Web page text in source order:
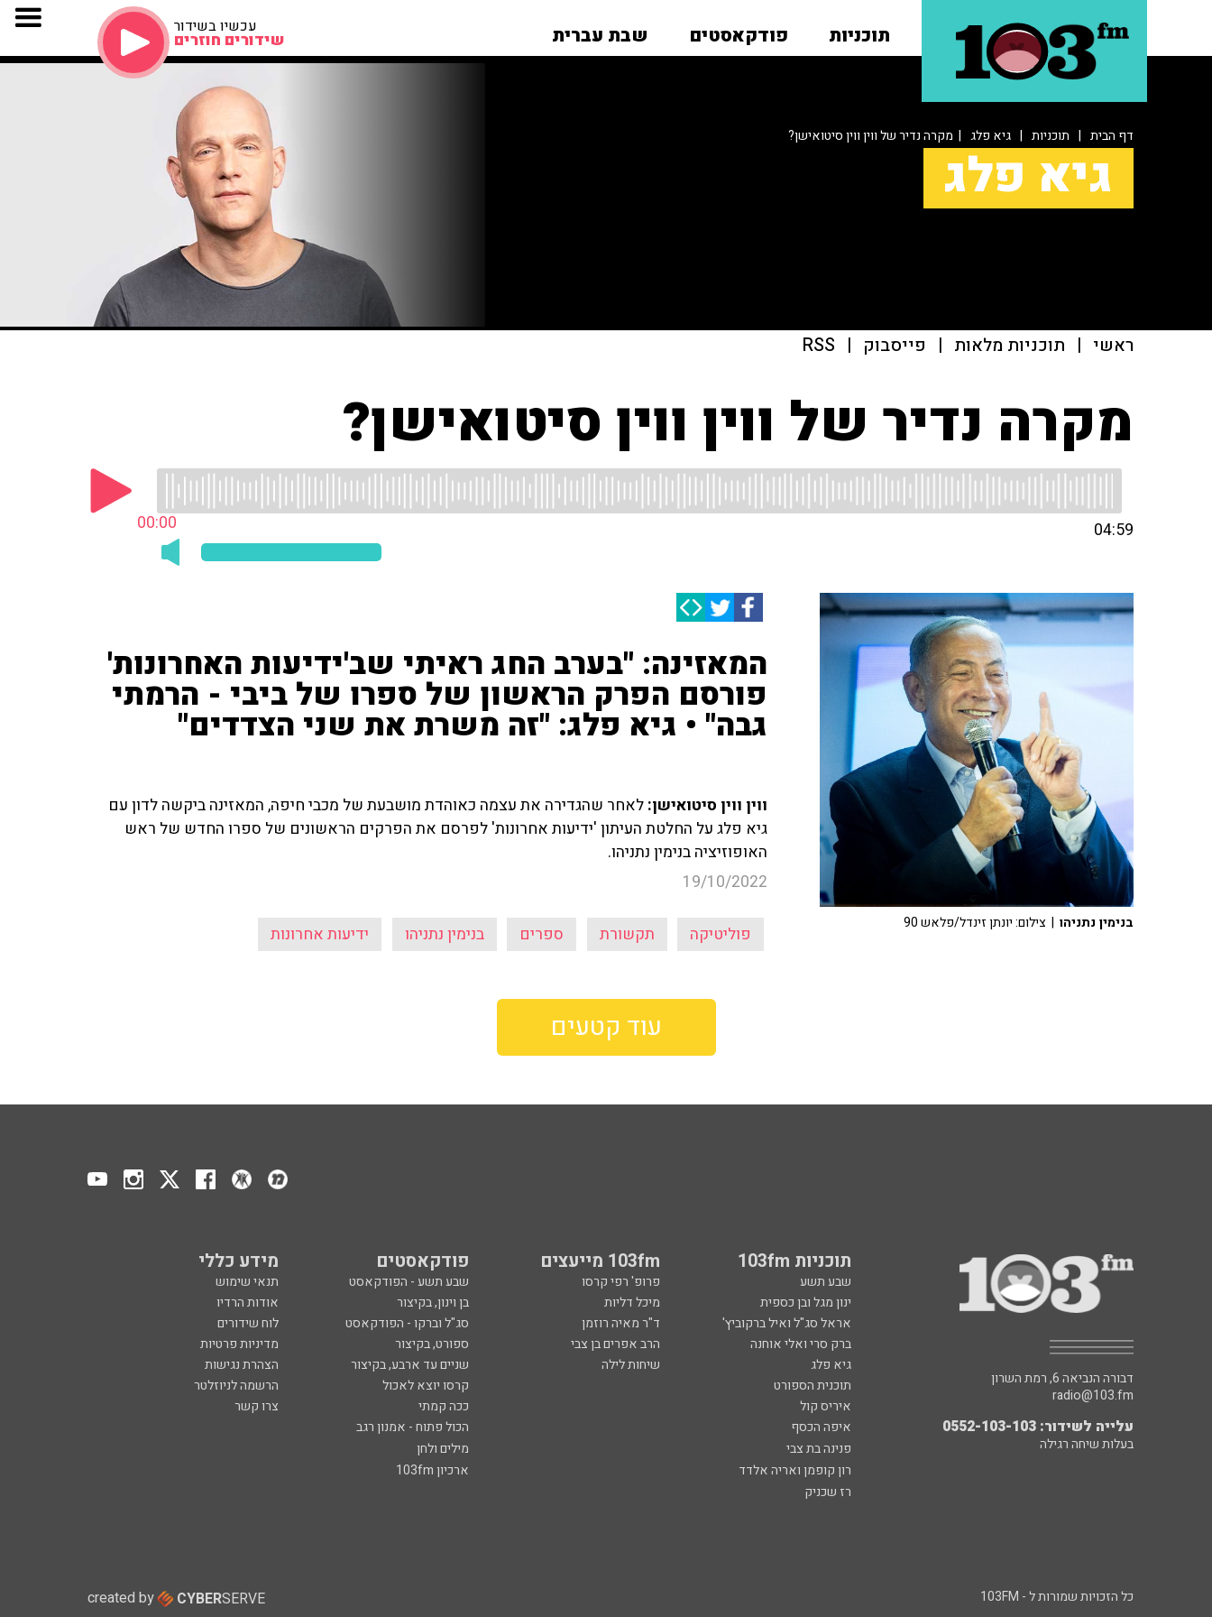
תוכניות פודקאסטים שבת עברית עכשיו בשידור
שידורים חוזרים
דף הבית | תוכניות | גיא פלג | מקרה נדיר של ווין ווין סיטואישן?
גיא פלג
ראשי | תוכניות מלאות | פייסבוק |
RSS
מקרה נדיר של ווין ווין סיטואישן?
00:00 04:59
המאזינה: "בערב החג ראיתי שב'ידיעות האחרונות'
פורסם הפרק הראשון של ספרו של ביבי - הרמתי
גבה" • גיא פלג: "זה משרת את שני הצדדים"
ווין ווין סיטואישן: לאחר שהגדירה את עצמה כאוהדת מושבעת של מכבי חיפה, המאזינה ביקשה לדון עם
גיא פלג על החלטת העיתון 'ידיעות אחרונות' לפרסם את הפרקים הראשונים של ספרו החדש של ראש
האופוזיציה בנימין נתניהו.
19/10/2022
פוליטיקה תקשורת ספרים בנימין נתניהו ידיעות אחרונות
בנימין נתניהו | צילום: יונתן זינדל/פלאש 90
עוד קטעים
תוכניות 103fm 103fm מייעצים פודקאסטים מידע כללי
שבע תשע פרופ' רפי קרסו שבע תשע - הפודקאסט
תנאי שימוש
ינון מגל ובן כספית
מיכל דליות בן וינון, בקיצור
אודות הרדיו
אראל סג"ל ואיל ברקוביץ'
ד"ר מאיה רוזמן סג"ל וברקו - הפודקאסט
לוח שידורים
ברק סרי ואלי אוחנה
הרב אפרים בן צבי ספורט, בקיצור
מדיניות פרטיות
גיא פלג
שיחות לילה שניים עד ארבע, בקיצור
הצהרת נגישות
תוכנית הספורט
קרסו יוצא לאכול
הרשמה לניוזלטר
איריס קול
ככה קמתי
צרו קשר
איפה הכסף
הכול פתוח - אמנון רגב
פנינה בת צבי
מילים ולחן
רון קופמן ואריה אלדד
ארכיון 103fm
רז שכניק
דבורה הנביאה 6, רמת השרון
radio@103.fm
עלייה לשידור: 0552-103-103
בעלות שיחה רגילה
כל הזכויות שמורות ל - 103FM created by CYBERSERVE